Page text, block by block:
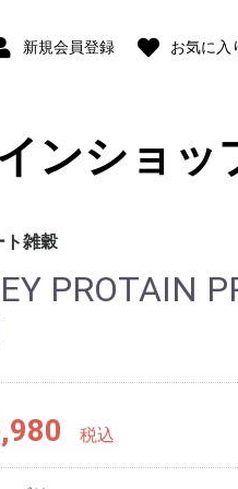
新規会員登録 お気に入
ンショッ
ト雑穀
PROTAIN
税込